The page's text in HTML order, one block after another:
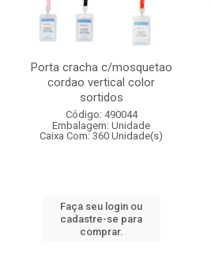
Porta cracha c/mosquetao
cordao vertical color
sortidos
Código: 490044
Embalagem: Unidade
Caixa Com: 360 Unidade(s)
Faça seu login ou
cadastre-se para
comprar.